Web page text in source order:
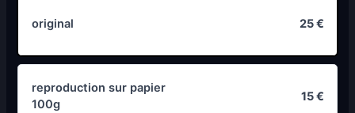
original 25 €
reproduction sur papier
100g
15 €